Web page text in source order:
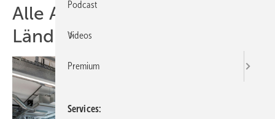
Alle Artikel zum Thema
Ländle
Podcast
Videos
Premium
Services